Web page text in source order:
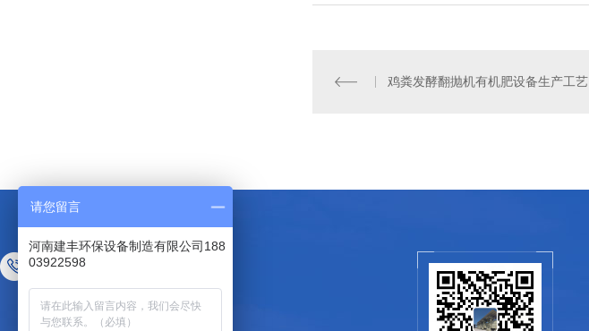
鸡粪发酵翻抛机有机肥设备生产工艺
咨询热线：
18803922598
请您留言
河南建丰环保设备制造有限公司188
03922598